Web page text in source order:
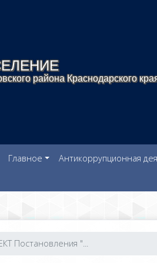
района Краснодарского
Главное Антикоррупционная
Постановления "...